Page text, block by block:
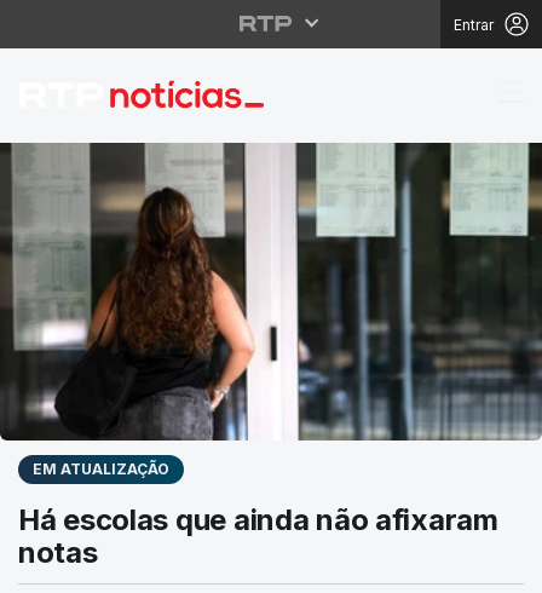
Entrar
RTP Notícias
EM ATUALIZAÇÃO
Há escolas que ainda não afixaram
notas